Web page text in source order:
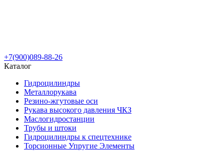
+7(900)089-88-26
Каталог
Гидроцилиндры
Металлорукава
Резино-жгутовые оси
Рукава высокого давления ЧКЗ
Маслогидростанции
Трубы и штоки
Гидроцилиндры к спецтехнике
Торсионные Упругие Элементы